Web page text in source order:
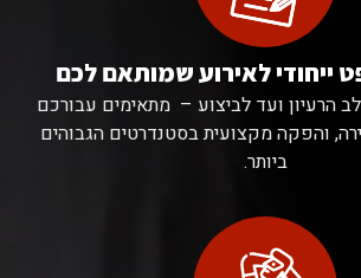
ייחודי לאירוע שמותאם לכם
הרעיון ועד לביצוע – מתאימים עבורכם
והפקה מקצועית בסטנדרטים הגבוהים
ביותר.